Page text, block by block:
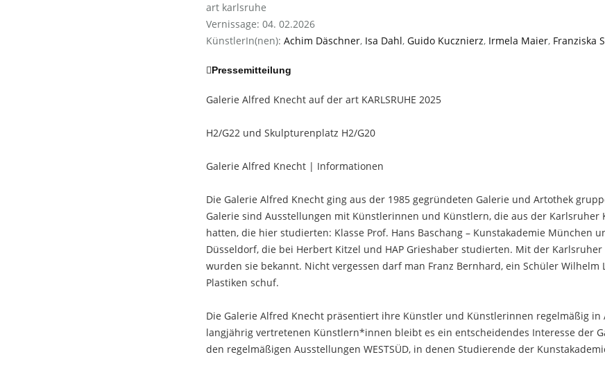
art karlsruhe
Vernissage: 04. 02.2026
KünstlerIn(nen): Achim Däschner, Isa Dahl, Guido Kucznierz, Irmela Maier, Franziska
Pressemitteilung
Galerie Alfred Knecht auf der art KARLSRUHE 2025
H2/G22 und Skulpturenplatz H2/G20
Galerie Alfred Knecht | Informationen
Die Galerie Alfred Knecht ging aus der 1985 gegründeten Galerie und Artothek
Galerie sind Ausstellungen mit Künstlerinnen und Künstlern, die aus der Karlsruher
hatten, die hier studierten: Klasse Prof. Hans Baschang – Kunstakademie München
Düsseldorf, die bei Herbert Kitzel und HAP Grieshaber studierten. Mit der
wurden sie bekannt. Nicht vergessen darf man Franz Bernhard, ein Schüler
Plastiken schuf.
Die Galerie Alfred Knecht präsentiert ihre Künstler und Künstlerinnen regelmäßig
langjährig vertretenen Künstlern*innen bleibt es ein entscheidendes Interesse der
den regelmäßigen Ausstellungen WESTSÜD, in denen Studierende der